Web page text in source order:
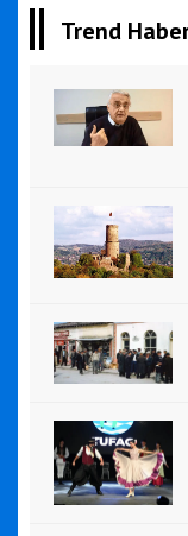
Trend